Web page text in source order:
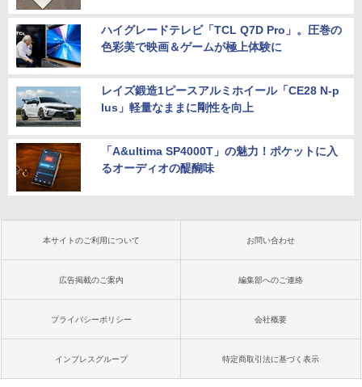
ハイグレードテレビ「TCL Q7D Pro」。圧巻の
色彩美で映画＆ゲームが極上体験に
レイズ鍛造1ピースアルミホイール「CE28 N-p
lus」軽量なままに剛性を向上
「A&ultima SP4000T」の魅力！ポケットに入
るオーディオの醍醐味
本サイトのご利用について お問い合わせ
広告掲載のご案内 編集部へのご連絡
プライバシーポリシー 会社概要
インプレスグループ 特定商取引法に基づく表示